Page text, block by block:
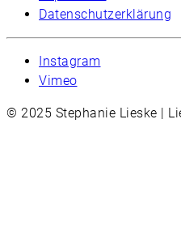
Datenschutzerklärung
Instagram
Vimeo
© 2025 Stephanie Lieske |